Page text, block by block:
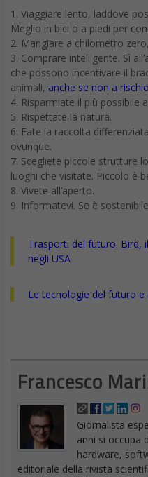
ThinkPad P52 uscita
Il ThinkPad 52 è disponibile
società non ha ancora
probabilmente non sarà
Lenovo in questo momento,
essere equipaggiato con 64
euro, si può quindi
più.
Lenovo Mirage Solo: le
Oculus nel VR
Workstation HP ZBook:
Francesco
Giornalista
anni si occupa
hardware,